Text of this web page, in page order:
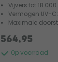
Vijvers tot 18.000
Vermogen UV-
Maximale
Op voorraad
564,95